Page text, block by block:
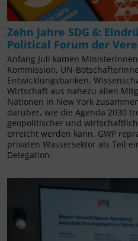
Zehn Jahre SDG 6:
Political Forum der
Anfang Juli kamen
Kommission, UN-
Entwicklungsbanken,
Wirtschaft aus nahezu allen
Nationen in New York
darüber, wie die Agenda 2030
geopolitischer und
erreicht werden kann. GWP
privaten Wassersektor als Teil
Delegation.